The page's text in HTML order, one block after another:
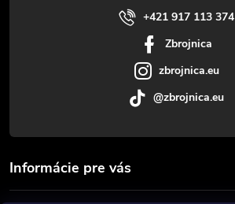
Informácie pre vás
+421 917 113 374
Zbrojnica
zbrojnica.eu
@zbrojnica.eu